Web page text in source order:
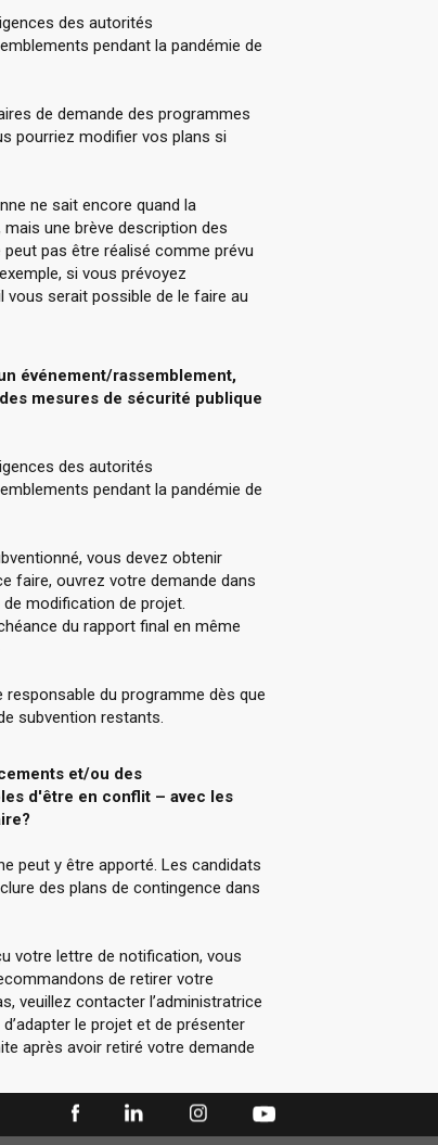
des autorités
pendant la pandémie de
de demande des programmes
pourriez modifier vos plans si
ne sait encore quand la
une brève description des
pas être réalisé comme prévu
si vous prévoyez
vous serait possible de le faire au
événement/rassemblement,
mesures de sécurité publique
des autorités
pendant la pandémie de
vous devez obtenir
faire, ouvrez votre demande dans
modification de projet.
du rapport final en même
du programme dès que
subvention restants.
et/ou des
d'être en conflit – avec les
peut y être apporté. Les candidats
des plans de contingence dans
votre lettre de notification, vous
de retirer votre
veuillez contacter l’administratrice
le projet et de présenter
après avoir retiré votre demande